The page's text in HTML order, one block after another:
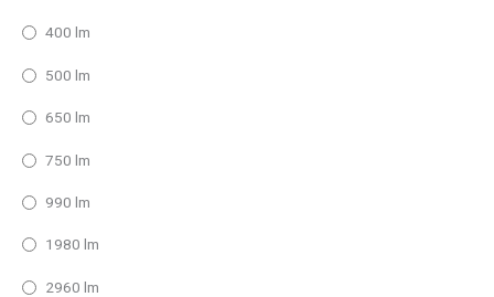
400 lm
500 lm
650 lm
750 lm
990 lm
1980 lm
2960 lm